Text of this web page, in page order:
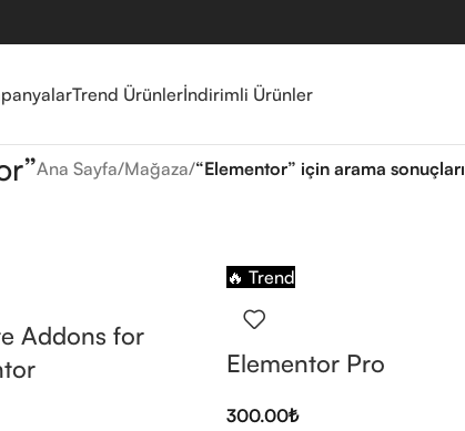
Trend Ürünlerİndirimli Ürünler
Ana Sayfa/Mağaza/“Elementor” için arama sonuçları
Addons for
🔥 Trend
Elementor Pro
300.00₺